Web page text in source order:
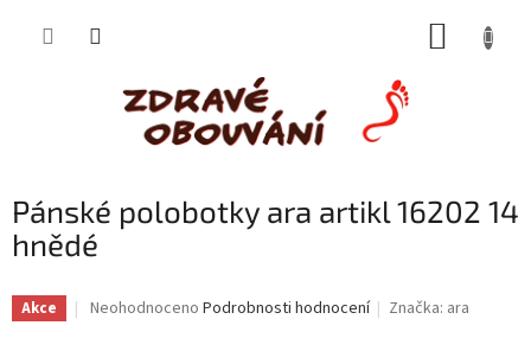
Pánské polobotky ara artikl 16202 14
hnědé
Akce
Průměrné
Neohodnoceno Podrobnosti hodnocení Značka: ara